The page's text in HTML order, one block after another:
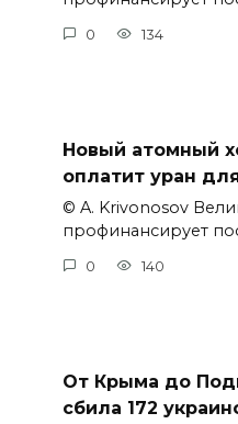
0 134
Новый атомный
оплатит уран
© A. Krivonosov
профинансирует
0 140
От Крыма до
сбила 172